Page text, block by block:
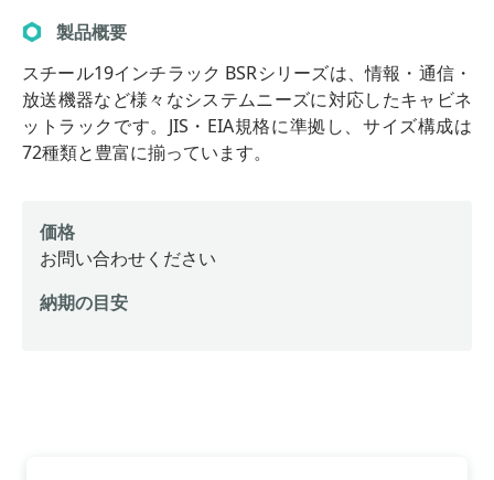
製品概要
スチール19インチラック BSRシリーズは、情報・通信・
放送機器など様々なシステムニーズに対応したキャビネ
ットラックです。JIS・EIA規格に準拠し、サイズ構成は
72種類と豊富に揃っています。
価格
お問い合わせください
納期の目安